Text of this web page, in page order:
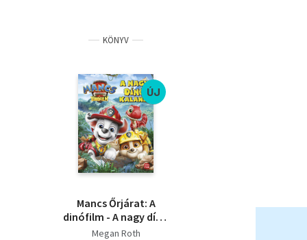
KÖNYV
ÚJ
Mancs Őrjárat: A
dinófilm - A nagy dínó
kaland - Mesekönyv a
Megan Roth